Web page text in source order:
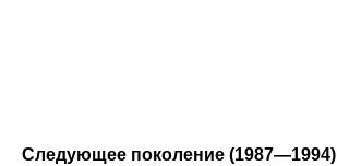
Следующее поколение (1987—1994)